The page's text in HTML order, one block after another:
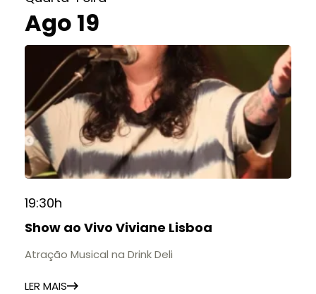
Ago 19
19:30h
Show ao Vivo Viviane Lisboa
Atração Musical na Drink Deli
LER MAIS